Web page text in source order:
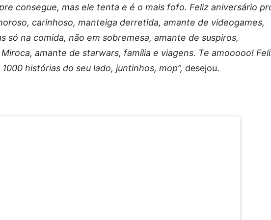
consegue, mas ele tenta e é o mais fofo. Feliz aniversário
carinhoso, manteiga derretida, amante de videogames,
só na comida, não em sobremesa, amante de suspiros,
amante de starwars, família e viagens. Te amooooo!
histórias do seu lado, juntinhos, mop”, desejou.